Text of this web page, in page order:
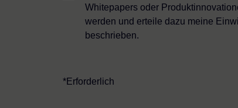
Whitepapers oder
werden und erteile dazu meine
beschrieben.
*Erforderlich